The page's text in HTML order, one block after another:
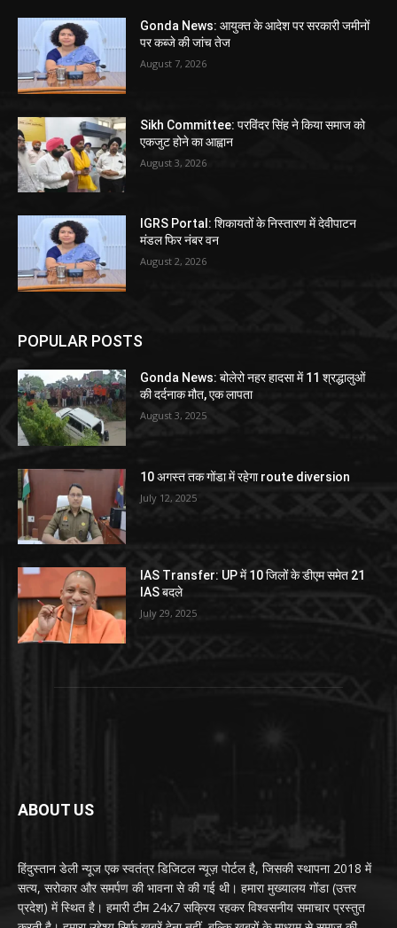
Gonda News: आयुक्त के आदेश पर सरकारी जमीनों
पर कब्जे की जांच तेज
August 7, 2026
Sikh Committee: परविंदर सिंह ने किया समाज को
एकजुट होने का आह्वान
August 3, 2026
IGRS Portal: शिकायतों के निस्तारण में देवीपाटन
मंडल फिर नंबर वन
August 2, 2026
POPULAR POSTS
Gonda News: बोलेरो नहर हादसा में 11 श्रद्धालुओं
की दर्दनाक मौत, एक लापता
August 3, 2025
10 अगस्त तक गोंडा में रहेगा route diversion
July 12, 2025
IAS Transfer: UP में 10 जिलों के डीएम समेत 21
IAS बदले
July 29, 2025
ABOUT US
हिंदुस्तान डेली न्यूज एक स्वतंत्र डिजिटल न्यूज़ पोर्टल है, जिसकी स्थापना 2018 में
सत्य, सरोकार और समर्पण की भावना से की गई थी। हमारा मुख्यालय गोंडा (उत्तर
प्रदेश) में स्थित है। हमारी टीम 24x7 सक्रिय रहकर विश्वसनीय समाचार प्रस्तुत